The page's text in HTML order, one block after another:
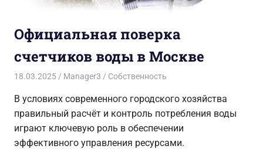
Официальная поверка
счетчиков воды в Москве
18.03.2025 Manager3 Собственность
В условиях современного городского хозяйства
правильный расчёт и контроль потребления воды
играют ключевую роль в обеспечении
эффективного управления ресурсами.